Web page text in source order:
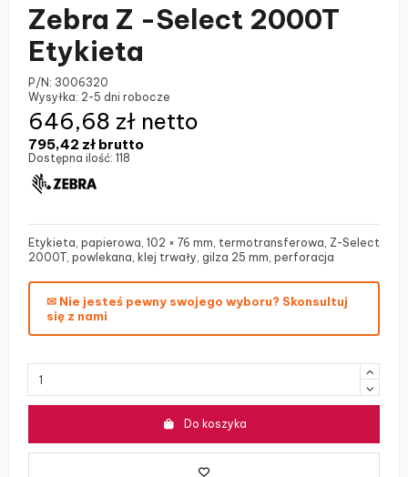
Zebra Z -Select 2000T
Etykieta
P/N: 3006320
Wysyłka: 2-5 dni robocze
795,42 zł brutto
646,68 zł netto
Dostępna ilość: 118
Etykieta, papierowa, 102 × 76 mm, termotransferowa, Z-Select
2000T, powlekana, klej trwały, gilza 25 mm, perforacja
✉ Nie jesteś pewny swojego wyboru? Skonsultuj
się z nami
Do koszyka